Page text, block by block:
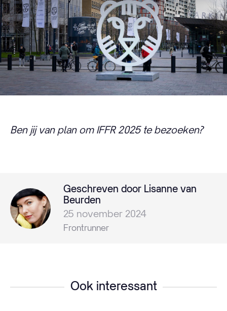
Ben jij van plan om IFFR 2025 te bezoeken?
Geschreven door Lisanne van
Beurden
25 november 2024
Frontrunner
Ook interessant